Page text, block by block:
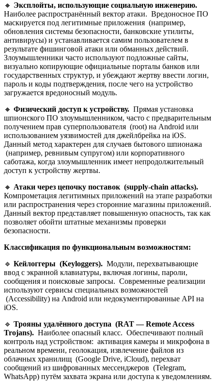
🔸 Эксплойты, использующие социальную инженерию.
Наиболее распространённый вектор атаки. Вредоносное ПО
маскируется под легитимные приложения (например,
обновления системы безопасности, банковские утилиты,
антивирусы) и устанавливается самим пользователем в
результате фишинговой атаки или обманных действий.
Злоумышленники часто используют подложные сайты,
визуально копирующие официальные порталы банков или
государственных структур, и убеждают жертву ввести логин,
пароль и коды подтверждения, после чего на устройство
загружается вредоносный модуль.
🔸 Физический доступ к устройству. Прямая установка
шпионского ПО злоумышленником, часто с предварительным
получением прав суперпользователя (root) на Android или
использованием уязвимостей для джейлбрейка на iOS.
Данный метод характерен для случаев бытового шпионажа
(например, ревнивым супругом) или корпоративного
саботажа, когда злоумышленник имеет непродолжительный
доступ к устройству жертвы.
🔸 Атаки через цепочку поставок (supply-chain attacks).
Компрометация легитимных приложений на этапе разработки
или распространения через сторонние магазины приложений.
Данный вектор представляет повышенную опасность, так как
позволяет обойти штатные механизмы проверки
безопасности.
Классификация по функциональным возможностям:
🔹 Кейлоггеры (Keyloggers). Модули, перехватывающие
ввод с экранной клавиатуры, включая логины, пароли,
сообщения и поисковые запросы. Современные реализации
используют сервисы специальных возможностей
(Accessibility) на Android или недокументированные API на
iOS.
🔹 Трояны удалённого доступа (RAT — Remote Access
Trojans). Наиболее опасный класс. Обеспечивают полный
контроль над устройством: активация камеры и микрофона в
реальном времени, геолокация, извлечение файлов из
облачных хранилищ (Google Drive, iCloud), перехват
сообщений из шифрованных мессенджеров (Telegram,
WhatsApp) путём захвата экрана или доступа к уведомлениям.